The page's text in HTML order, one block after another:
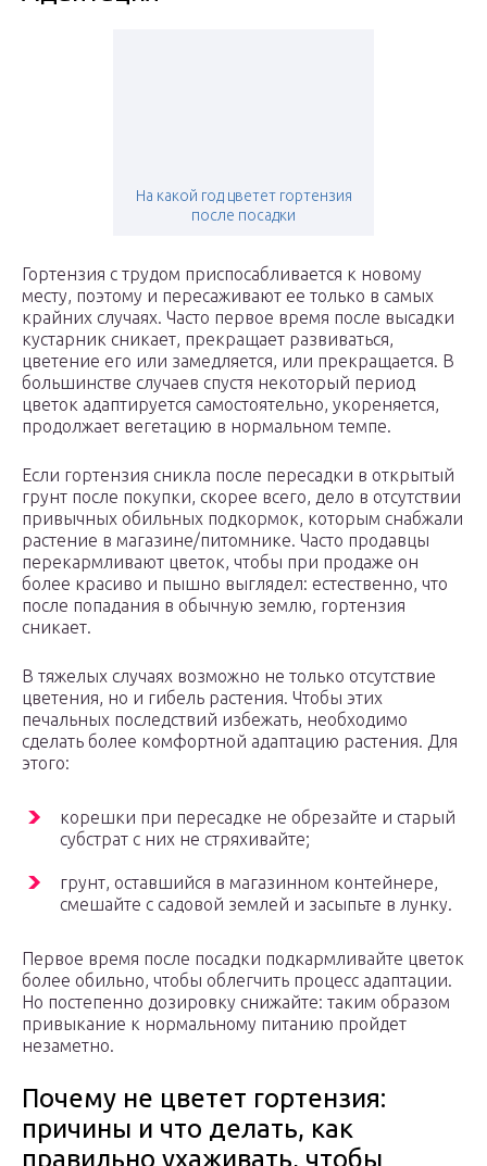
На какой год цветет гортензия
после посадки
Гортензия с трудом приспосабливается к новому
месту, поэтому и пересаживают ее только в самых
крайних случаях. Часто первое время после высадки
кустарник сникает, прекращает развиваться,
цветение его или замедляется, или прекращается. В
большинстве случаев спустя некоторый период
цветок адаптируется самостоятельно, укореняется,
продолжает вегетацию в нормальном темпе.
Если гортензия сникла после пересадки в открытый
грунт после покупки, скорее всего, дело в отсутствии
привычных обильных подкормок, которым снабжали
растение в магазине/питомнике. Часто продавцы
перекармливают цветок, чтобы при продаже он
более красиво и пышно выглядел: естественно, что
после попадания в обычную землю, гортензия
сникает.
В тяжелых случаях возможно не только отсутствие
цветения, но и гибель растения. Чтобы этих
печальных последствий избежать, необходимо
сделать более комфортной адаптацию растения. Для
этого:
корешки при пересадке не обрезайте и старый
субстрат с них не стряхивайте;
грунт, оставшийся в магазинном контейнере,
смешайте с садовой землей и засыпьте в лунку.
Первое время после посадки подкармливайте цветок
более обильно, чтобы облегчить процесс адаптации.
Но постепенно дозировку снижайте: таким образом
привыкание к нормальному питанию пройдет
незаметно.
Почему не цветет гортензия:
причины и что делать, как
правильно ухаживать, чтобы